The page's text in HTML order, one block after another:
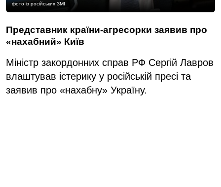
фото із російських ЗМІ
Представник країни-агресорки заявив про
«нахабний» Київ
Міністр закордонних справ РФ Сергій Лавров
влаштував істерику у російській пресі та
заявив про «нахабну» Україну.